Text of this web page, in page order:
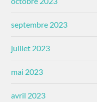
septembre 2023
juillet 2023
mai 2023
avril 2023